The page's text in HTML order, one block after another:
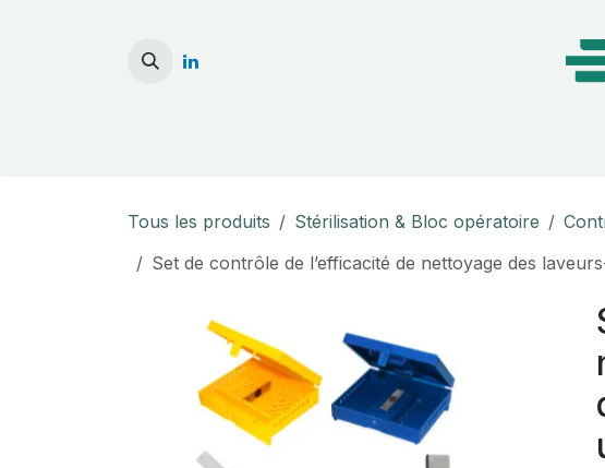
Tous les produits Stérilisation & Bloc opératoire
Set de contrôle de l’efficacité de nettoyage des